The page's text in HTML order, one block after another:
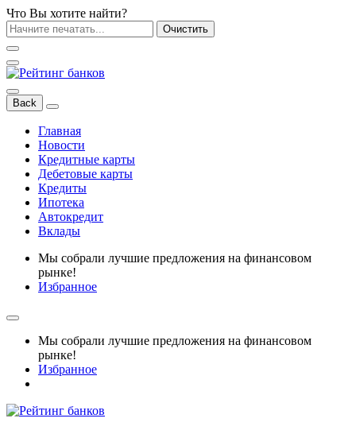
Что Вы хотите найти?
Очистить
Back
Главная
Новости
Кредитные карты
Дебетовые карты
Кредиты
Ипотека
Автокредит
Вклады
Мы собрали лучшие предложения на финансовом
рынке!
Избранное
Мы собрали лучшие предложения на финансовом
рынке!
Избранное